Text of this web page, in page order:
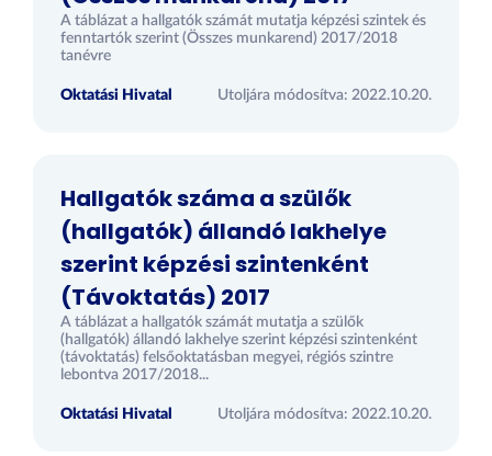
A táblázat a hallgatók számát mutatja képzési szintek és
fenntartók szerint (Összes munkarend) 2017/2018
tanévre
Oktatási Hivatal Utoljára módosítva: 2022.10.20.
Hallgatók száma a szülők
(hallgatók) állandó lakhelye
szerint képzési szintenként
(Távoktatás) 2017
A táblázat a hallgatók számát mutatja a szülők
(hallgatók) állandó lakhelye szerint képzési szintenként
(távoktatás) felsőoktatásban megyei, régiós szintre
lebontva 2017/2018...
Oktatási Hivatal Utoljára módosítva: 2022.10.20.